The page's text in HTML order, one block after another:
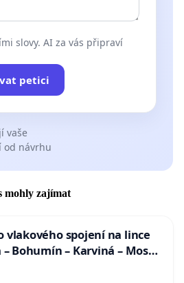
slovy. AI za vás připraví
petici
vaše
od návrhu
mohly zajímat
vlakového spojení na lince
Bohumín – Karviná – Mosty